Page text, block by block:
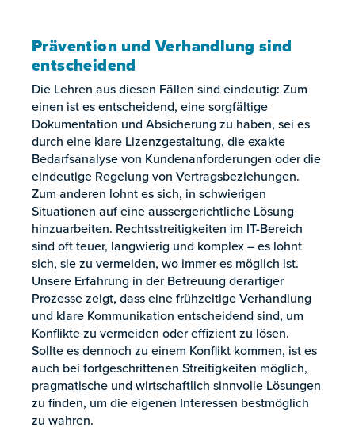
Prävention und Verhandlung sind
entscheidend
Die Lehren aus diesen Fällen sind eindeutig: Zum
einen ist es entscheidend, eine sorgfältige
Dokumentation und Absicherung zu haben, sei es
durch eine klare Lizenzgestaltung, die exakte
Bedarfsanalyse von Kundenanforderungen oder die
eindeutige Regelung von Vertragsbeziehungen.
Zum anderen lohnt es sich, in schwierigen
Situationen auf eine aussergerichtliche Lösung
hinzuarbeiten. Rechtsstreitigkeiten im IT-Bereich
sind oft teuer, langwierig und komplex – es lohnt
sich, sie zu vermeiden, wo immer es möglich ist.
Unsere Erfahrung in der Betreuung derartiger
Prozesse zeigt, dass eine frühzeitige Verhandlung
und klare Kommunikation entscheidend sind, um
Konflikte zu vermeiden oder effizient zu lösen.
Sollte es dennoch zu einem Konflikt kommen, ist es
auch bei fortgeschrittenen Streitigkeiten möglich,
pragmatische und wirtschaftlich sinnvolle Lösungen
zu finden, um die eigenen Interessen bestmöglich
zu wahren.